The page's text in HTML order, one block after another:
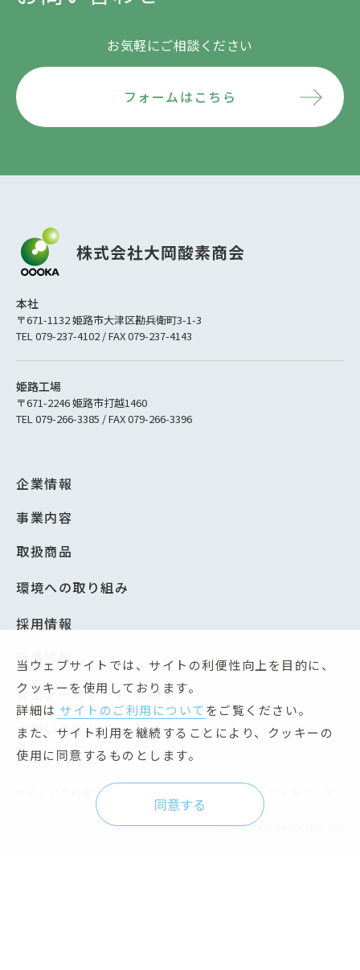
お気軽にご相談ください
フォームはこちら
本社
〒671-1132 姫路市大津区勘兵衛町3-1-3
TEL 079-237-4102 / FAX 079-237-4143
姫路工場
〒671-2246 姫路市打越1460
TEL 079-266-3385 / FAX 079-266-3396
企業情報
事業内容
取扱商品
環境への取り組み
採用情報
新着情報
安全データシート（SDS）
お問い合わせ
サイトのご利用について
© oookasansosyokai Corp
当ウェブサイトでは、サイトの利便性向上を目的に、
クッキーを使用しております。
詳細は サイトのご利用についてをご覧ください。
また、サイト利用を継続することにより、クッキーの
使用に同意するものとします。
同意する